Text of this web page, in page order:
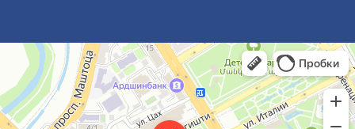
Ереван
Улица Аргишти, 7 — Яндекс Карты